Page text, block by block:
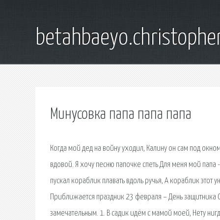
Минусовка папа папа папа
Когда мой дед на войну уходил, Калину он сам под
вдовой. Я хочу песню папочке спеть Для меня мой
пускал кораблик плавать вдоль ручья, А кораблик этот
Приближается праздник 23 февраля – День защитника
замечательным. 1. В садик идём с мамой моей, Нету